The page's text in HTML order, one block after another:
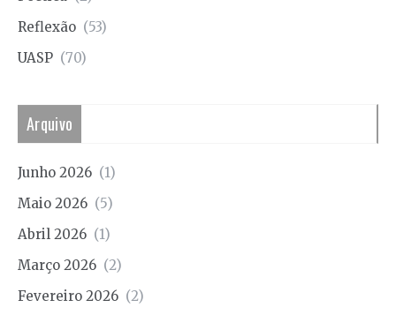
Reflexão (53)
UASP (70)
Arquivo
Junho 2026 (1)
Maio 2026 (5)
Abril 2026 (1)
Março 2026 (2)
Fevereiro 2026 (2)